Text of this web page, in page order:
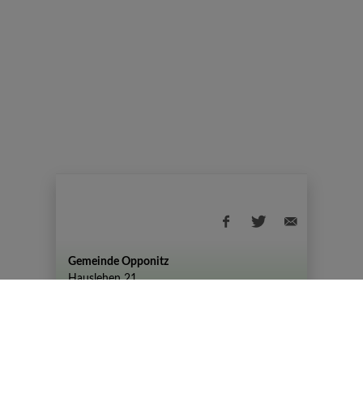
Gemeinde Opponitz
Hauslehen 21